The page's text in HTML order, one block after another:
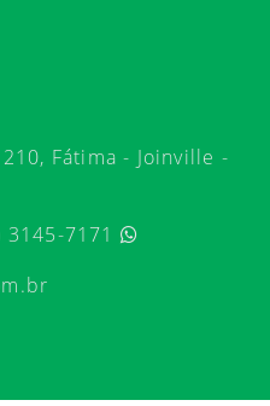
Fátima - Joinville -
7171